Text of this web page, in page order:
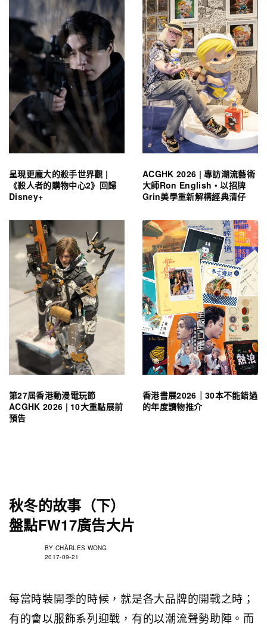
呈現更龐大的殺手世界觀 |
《殺人者的購物中心2》回歸
Disney+
ACGHK 2026 | 專訪潮流藝術
大師Ron English・以招牌
Grin美學重新解構經典清仔
第27屆香港動漫電玩節
ACGHK 2026 | 10大重點展前
預告
香港書展2026｜30本不能錯過
的年度讀物推介
秋冬的故事（下）
盤點FW17廣告大片
BY CHÀRLES WONG
2017-09-21
每當時裝開季的時候，就是各大品牌的開戰之時；
有的會以服飾系列迎戰，有的以潮流聲勢助陣。而